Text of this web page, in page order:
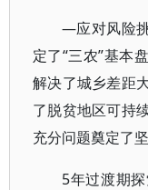
—应对风险
定了“三农”基本
解决了城乡差距
了脱贫地区可持
充分问题奠定了坚
5年过渡期